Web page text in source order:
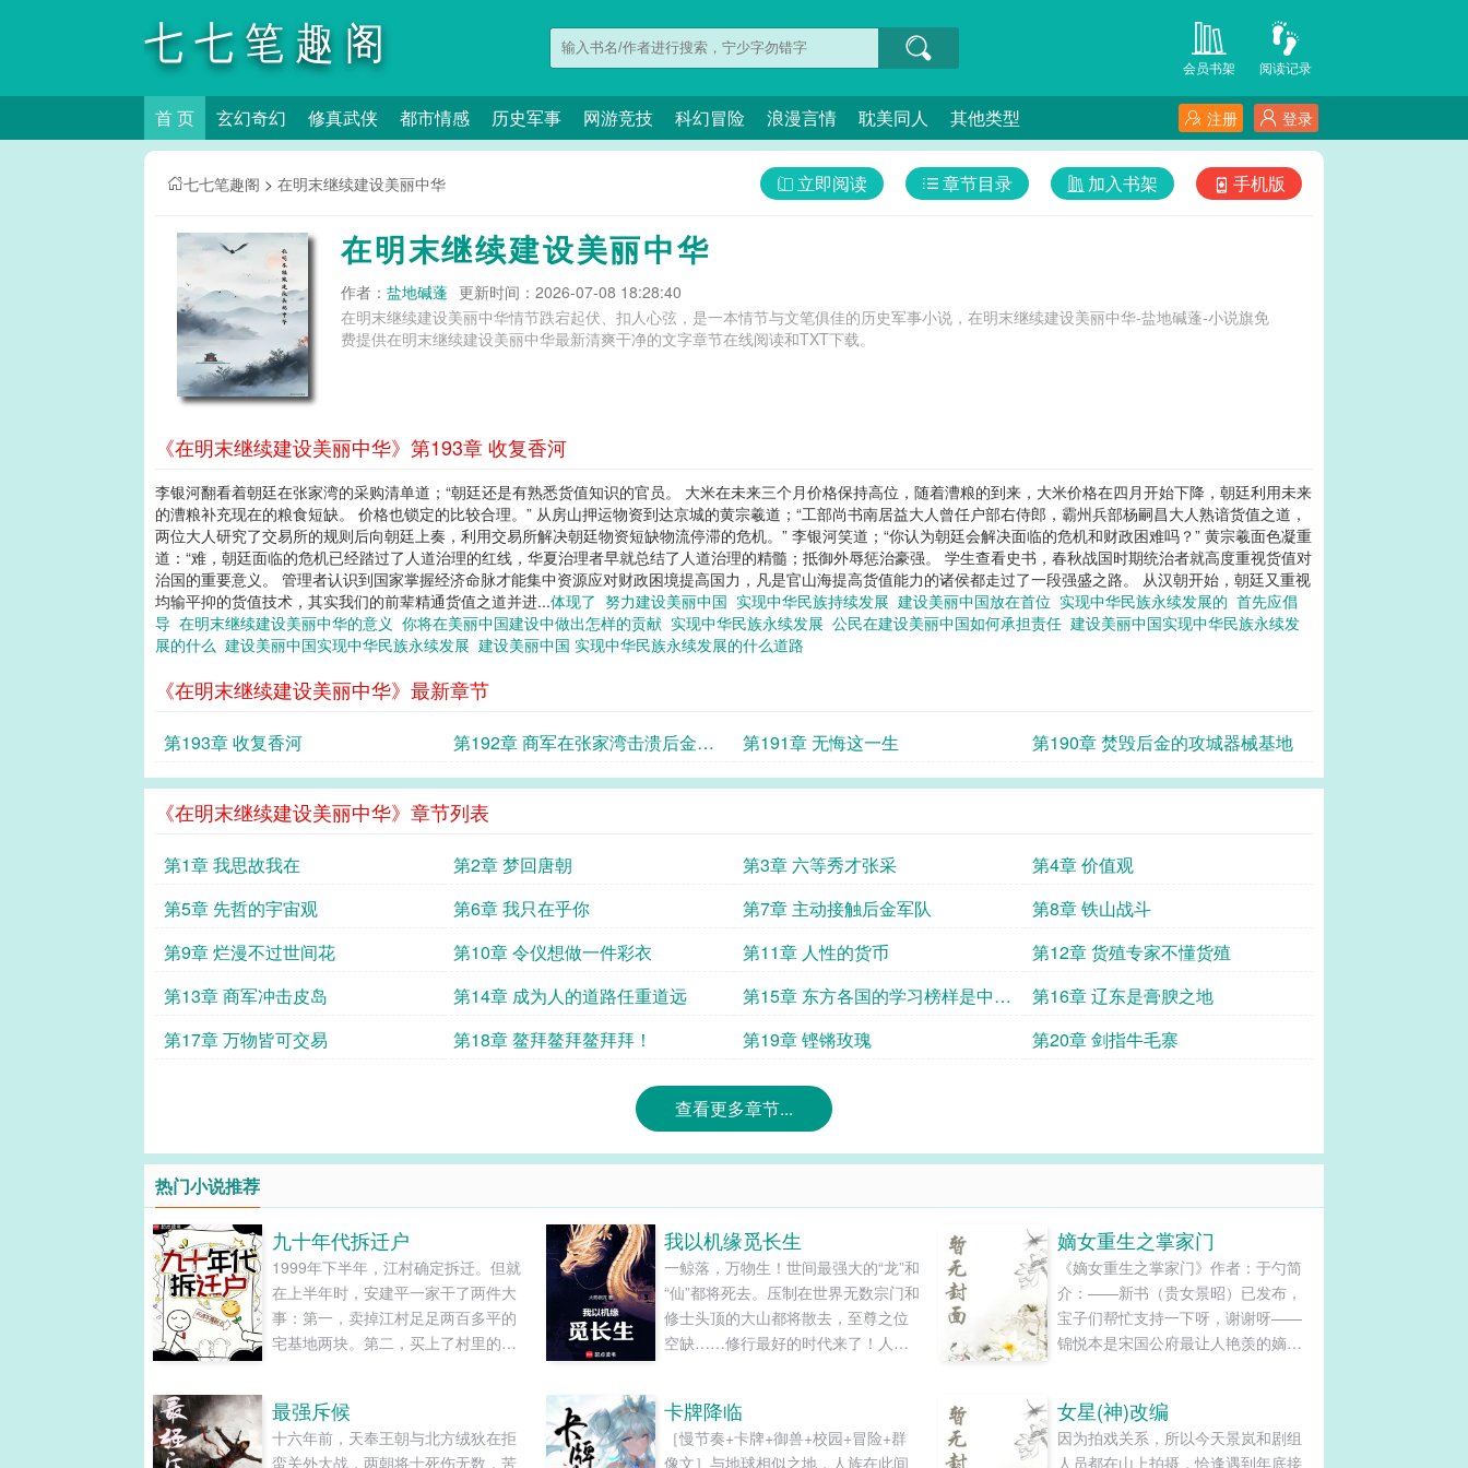
七七笔趣阁 阅读记录
会员书架
首 页 玄幻奇幻 修真武侠 都市情感 历史军事 网游竞技 科幻冒险 浪漫言情 耽美同人 其他类型 登录
注册
七七笔趣阁 > 在明末继续建设美丽中华 手机版
加入书架
章节目录
立即阅读
在明末继续建设美丽中华
作者： 盐地碱蓬 更新时间：2026-07-08 18:28:40
在明末继续建设美丽中华情节跌宕起伏、扣人心弦，是一本情节与文笔俱佳的历史军事小说，在明末继续建设美丽中华-盐地碱蓬-小说旗免
费提供在明末继续建设美丽中华最新清爽干净的文字章节在线阅读和TXT下载。
《在明末继续建设美丽中华》第193章 收复香河
李银河翻看着朝廷在张家湾的采购清单道；“朝廷还是有熟悉货值知识的官员。 大米在未来三个月价格保持高位，随着漕粮的到来，大米价格在四月开始下降，朝廷利用未来
的漕粮补充现在的粮食短缺。 价格也锁定的比较合理。” 从房山押运物资到达京城的黄宗羲道；“工部尚书南居益大人曾任户部右侍郎，霸州兵部杨嗣昌大人熟谙货值之道，
两位大人研究了交易所的规则后向朝廷上奏，利用交易所解决朝廷物资短缺物流停滞的危机。” 李银河笑道；“你认为朝廷会解决面临的危机和财政困难吗？” 黄宗羲面色凝重
道：“难，朝廷面临的危机已经踏过了人道治理的红线，华夏治理者早就总结了人道治理的精髓；抵御外辱惩治豪强。 学生查看史书，春秋战国时期统治者就高度重视货值对
治国的重要意义。 管理者认识到国家掌握经济命脉才能集中资源应对财政困境提高国力，凡是官山海提高货值能力的诸侯都走过了一段强盛之路。 从汉朝开始，朝廷又重视
均输平抑的货值技术，其实我们的前辈精通货值之道并进...体现了 努力建设美丽中国 实现中华民族持续发展 建设美丽中国放在首位 实现中华民族永续发展的 首先应倡
导 在明末继续建设美丽中华的意义 你将在美丽中国建设中做出怎样的贡献 实现中华民族永续发展 公民在建设美丽中国如何承担责任 建设美丽中国实现中华民族永续发
展的什么 建设美丽中国实现中华民族永续发展 建设美丽中国 实现中华民族永续发展的什么道路
《在明末继续建设美丽中华》最新章节
第193章 收复香河
第192章 商军在张家湾击溃后金骑
兵
第191章 无悔这一生 第190章 焚毁后金的攻城器械基地
《在明末继续建设美丽中华》章节列表
第1章 我思故我在 第2章 梦回唐朝 第3章 六等秀才张采
第4章 价值观
第5章 先哲的宇宙观
第6章 我只在乎你 第7章 主动接触后金军队
第8章 铁山战斗
第9章 烂漫不过世间花
第10章 令仪想做一件彩衣 第11章 人性的货币
第12章 货殖专家不懂货殖
第13章 商军冲击皮岛
第14章 成为人的道路任重道远
第15章 东方各国的学习榜样是中原
帝国
第16章 辽东是膏腴之地
第17章 万物皆可交易
第18章 鳌拜鳌拜鳌拜拜！ 第19章 铿锵玫瑰 第20章 剑指牛毛寨
查看更多章节...
热门小说推荐
九十年代拆迁户
1999年下半年，江村确定拆迁。但就
在上半年时，安建平一家干了两件大
事：第一，卖掉江村足足两百多平的
宅基地两块。第二，买上了村里的第
家，成了江村二十四户人家，二十二
户都一夜暴富之下，唯一被漏下的人
我以机缘觅长生
一鲸落，万物生！世间最强大的“龙”和
“仙”都将死去。压制在世界无数宗门和
修士头顶的大山都将散去，至尊之位
空缺……修行最好的时代来了！人人
去，前所未有的煌煌大世降临了！
————草剑印、五雷印、解注印、
嫡女重生之掌家门
《嫡女重生之掌家门》作者：于勺简
介：——新书（贵女景昭）已发布，
宝子们帮忙支持一下呀，谢谢呀——
锦悦本是宋国公府最让人艳羡的嫡
变，那人面兽心的未婚夫勾搭继姐杀
她至亲，害她惨死。重生一世，她立
最强斥候
十六年前，天奉王朝与北方绒狄在拒
蛮关外大战，两朝将士死伤无数，苦
卡牌降临
［慢节奏+卡牌+御兽+校园+冒险+群
像文］与地球相似之地，人族在此间
女星(神)改编
因为拍戏关系，所以今天景岚和剧组
人员都在山上拍摄，恰逢遇到年底接